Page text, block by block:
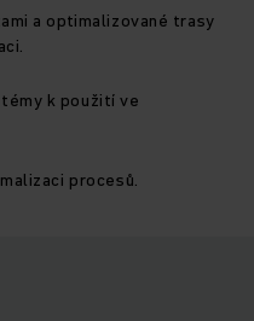
a optimalizované trasy
k použití ve
procesů.